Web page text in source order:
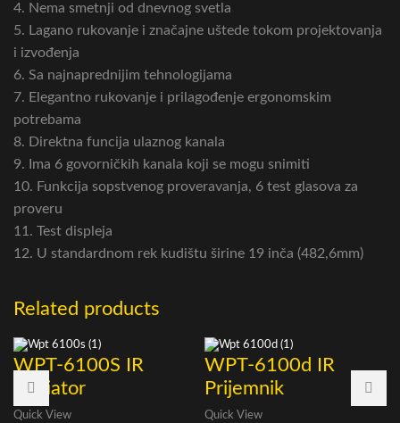
4. Nema smetnji od dnevnog svetla
5. Lagano rukovanje i značajne uštede tokom projektovanja
i izvođenja
6. Sa najnaprednijim tehnologijama
7. Elegantno rukovanje i prilagođenje ergonomskim
potrebama
8. Direktna funcija ulaznog kanala
9. Ima 6 govorničkih kanala koji se mogu snimiti
10. Funkcija sopstvenog proveravanja, 6 test glasova za
proveru
11. Test displeja
12. U standardnom rek kudištu širine 19 inča (482,6mm)
Related products
WPT-6100S IR
Radiator
Quick View
WPT-6100d IR
Prijemnik
Quick View